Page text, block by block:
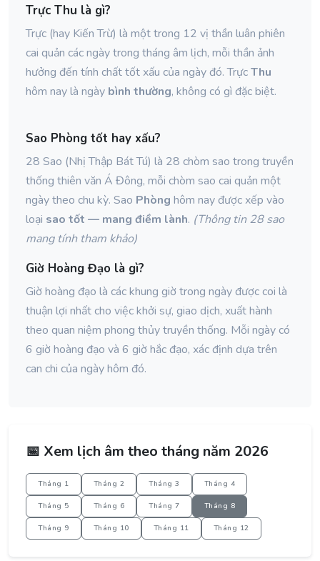
Trực Thu là gì?
Trực (hay Kiến Trừ) là một trong 12 vị thần luân phiên
cai quản các ngày trong tháng âm lịch, mỗi thần ảnh
hưởng đến tính chất tốt xấu của ngày đó. TrựcThu
hôm nay là ngày bình thường, không có gì đặc biệt.
Sao Phòng tốt hay xấu?
28 Sao (Nhị Thập Bát Tú) là 28 chòm sao trong truyền
thống thiên văn Á Đông, mỗi chòm sao cai quản một
ngày theo chu kỳ. Sao Phòng hôm nay được xếp vào
loại sao tốt — mang điềm lành. (Thông tin 28 sao
mang tính tham khảo)
Giờ Hoàng Đạo là gì?
Giờ hoàng đạo là các khung giờ trong ngày được coi là
thuận lợi nhất cho việc khởi sự, giao dịch, xuất hành
theo quan niệm phong thủy truyền thống. Mỗi ngày có
6 giờ hoàng đạo và 6 giờ hắc đạo, xác định dựa trên
can chi của ngày hôm đó.
📅 Xem lịch âm theo tháng năm 2026
Tháng 1 Tháng 2 Tháng 3 Tháng 4
Tháng 5 Tháng 6 Tháng 7 Tháng 8
Tháng 9 Tháng 10 Tháng 11 Tháng 12